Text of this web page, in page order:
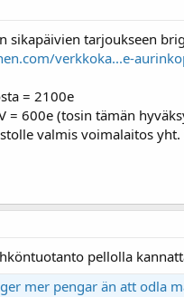
sikapäivien tarjoukseen
verkkoka...e-
= 2100e
= 600e (tosin tämän
valmis voimalaitos yht.
pellolla
mer pengar än att odla